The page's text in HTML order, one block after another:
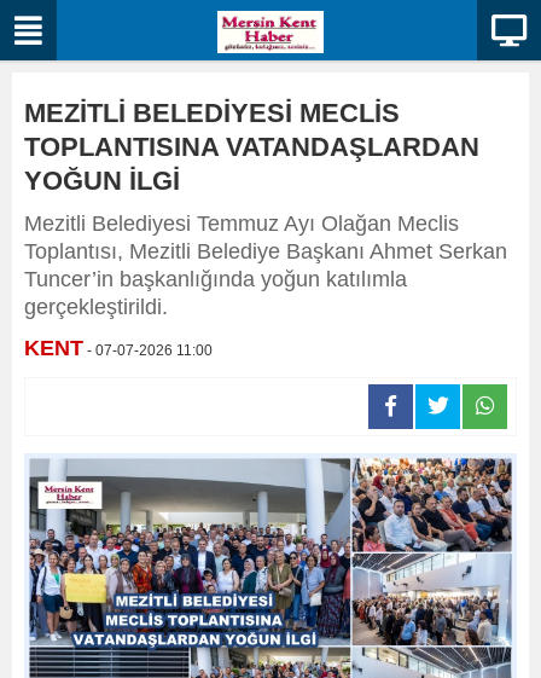
MEZİTLİ BELEDİYESİ MECLİS
TOPLANTISINA VATANDAŞLARDAN
YOĞUN İLGİ
Mezitli Belediyesi Temmuz Ayı Olağan Meclis
Toplantısı, Mezitli Belediye Başkanı Ahmet Serkan
Tuncer’in başkanlığında yoğun katılımla
gerçekleştirildi.
KENT - 07-07-2026 11:00